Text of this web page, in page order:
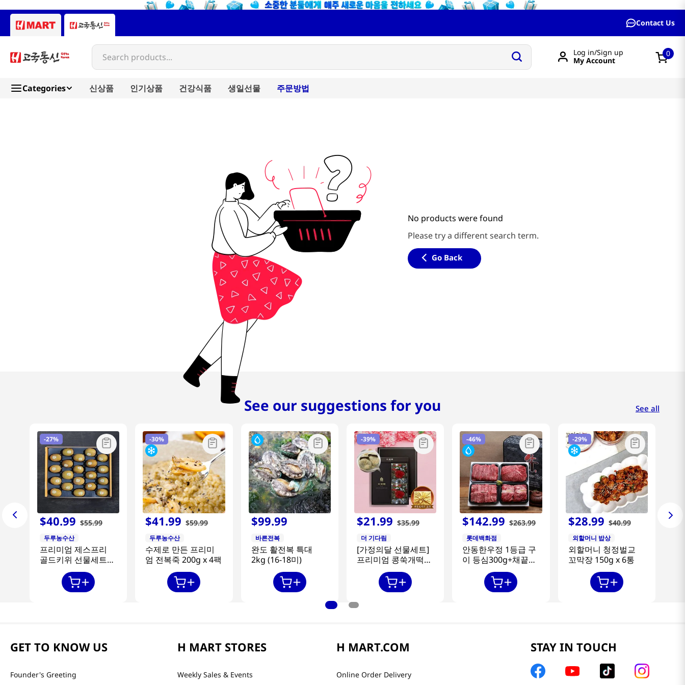
Contact Us
Search products...
Log in/Sign up
My Account
0
Categories 신상품 인기상품 건강식품 생일선물 주문방법
No products were found
Please try a different search term.
Go Back
See our suggestions for you
-27%
$40.99 $55.99
두루농수산
프리미엄 제스프리
골드키위 선물세트
-30%
$41.99 $59.99
두루농수산
수제로 만든 프리미
엄 전복죽 200g x 4팩
$99.99
바른전복
완도 활전복 특대
2kg (16-18미)
-39%
$21.99 $35.99
더 기다림
[가정의달 선물세트]
프리미엄 콩쑥개떡
840g + 카네이션 2개
-46%
$142.99 $263.99
롯데백화점
안동한우정 1등급 구
이 등심300g+채끝
300g+특수부위
300g+갈비살300g
-29%
$28.99 $40.99
외할머니 밥상
외할머니 청정벌교
꼬막장 150g x 6통
See all
GET TO KNOW US
Founder's Greeting
H MART STORES
Weekly Sales & Events
H MART.COM
Online Order Delivery
STAY IN TOUCH